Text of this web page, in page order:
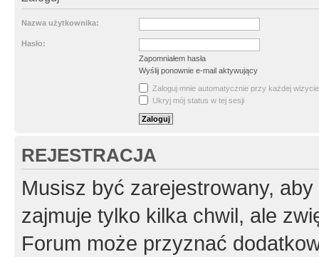
Nazwa użytkownika:
Hasło:
Zapomniałem hasła
Wyślij ponownie e-mail aktywujący
Zaloguj mnie automatycznie przy każdej wizycie
Ukryj mój status w tej sesji
REJESTRACJA
Musisz być zarejestrowany,
zajmuje tylko kilka chwil, ale
Forum może przyznać